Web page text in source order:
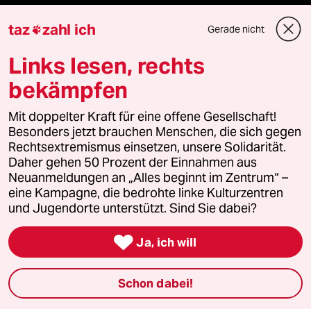
Verlag
Aktuelles
Hausblog
Die Seitenwende
Stellen
Presse
Unterstützen
taz zahl ich Gerade nicht
Links lesen, rechts
bekämpfen
Mit doppelter Kraft für eine offene Gesellschaft!
Besonders jetzt brauchen Menschen, die sich gegen
Rechtsextremismus einsetzen, unsere Solidarität.
Daher gehen 50 Prozent der Einnahmen aus
Neuanmeldungen an „Alles beginnt im Zentrum“ –
eine Kampagne, die bedrohte linke Kulturzentren
und Jugendorte unterstützt. Sind Sie dabei?
 Ja, ich will
Schon dabei!